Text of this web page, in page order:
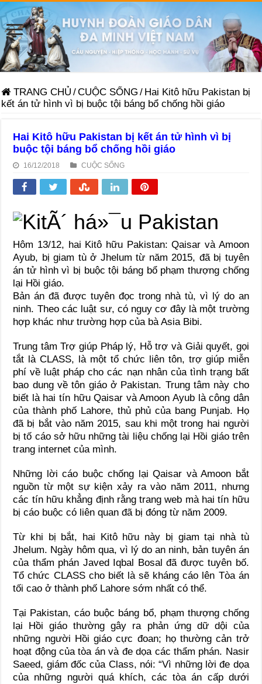
TRANG CHỦ /CUỘC SỐNG / Hai Kitô hữu Pakistan bị
kết án tử hình vì bị buộc tội báng bổ chống hồi giáo
Hai Kitô hữu Pakistan bị kết án tử hình vì bị
buộc tội báng bổ chống hồi giáo
16/12/2018 CUỘC SỐNG
Hôm 13/12, hai Kitô hữu Pakistan: Qaisar và Amoon
Ayub, bị giam tù ở Jhelum từ năm 2015, đã bị tuyên
án tử hình vì bị buộc tội báng bổ phạm thượng chống
lại Hồi giáo.
Bản án đã được tuyên đọc trong nhà tù, vì lý do an
ninh. Theo các luật sư, có nguy cơ đây là một trường
hợp khác như trường hợp của bà Asia Bibi.
Trung tâm Trợ giúp Pháp lý, Hỗ trợ và Giải quyết, gọi
tắt là CLASS, là một tổ chức liên tôn, trợ giúp miễn
phí về luật pháp cho các nạn nhân của tình trạng bất
bao dung về tôn giáo ở Pakistan. Trung tâm này cho
biết là hai tín hữu Qaisar và Amoon Ayub là công dân
của thành phố Lahore, thủ phủ của bang Punjab. Họ
đã bị bắt vào năm 2015, sau khi một trong hai người
bị tố cáo sở hữu những tài liệu chống lại Hồi giáo trên
trang internet của mình.
Những lời cáo buộc chống lại Qaisar và Amoon bắt
nguồn từ một sự kiện xảy ra vào năm 2011, nhưng
các tín hữu khẳng định rằng trang web mà hai tín hữu
bị cáo buộc có liên quan đã bị đóng từ năm 2009.
Từ khi bị bắt, hai Kitô hữu này bị giam tại nhà tù
Jhelum. Ngày hôm qua, vì lý do an ninh, bản tuyên án
của thẩm phán Javed Iqbal Bosal đã được tuyên bố.
Tổ chức CLASS cho biết là sẽ kháng cáo lên Tòa án
tối cao ở thành phố Lahore sớm nhất có thể.
Tại Pakistan, cáo buộc báng bổ, phạm thượng chống
lại Hồi giáo thường gây ra phản ứng dữ dội của
những người Hồi giáo cực đoan; họ thường cản trở
hoạt động của tòa án và đe dọa các thẩm phán. Nasir
Saeed, giám đốc của Class, nói: “Vì những lời đe dọa
của những người quá khích, các tòa án cấp dưới